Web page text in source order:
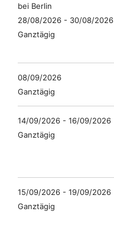
28/08/2026 - 30/08/2026
Ganztägig
08/09/2026
Ganztägig
14/09/2026 - 16/09/2026
Ganztägig
15/09/2026 - 19/09/2026
Ganztägig